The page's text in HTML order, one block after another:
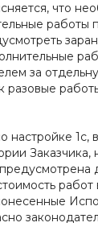
что
работы
за
разовые
настройке 1с,
Заказчика,
работ